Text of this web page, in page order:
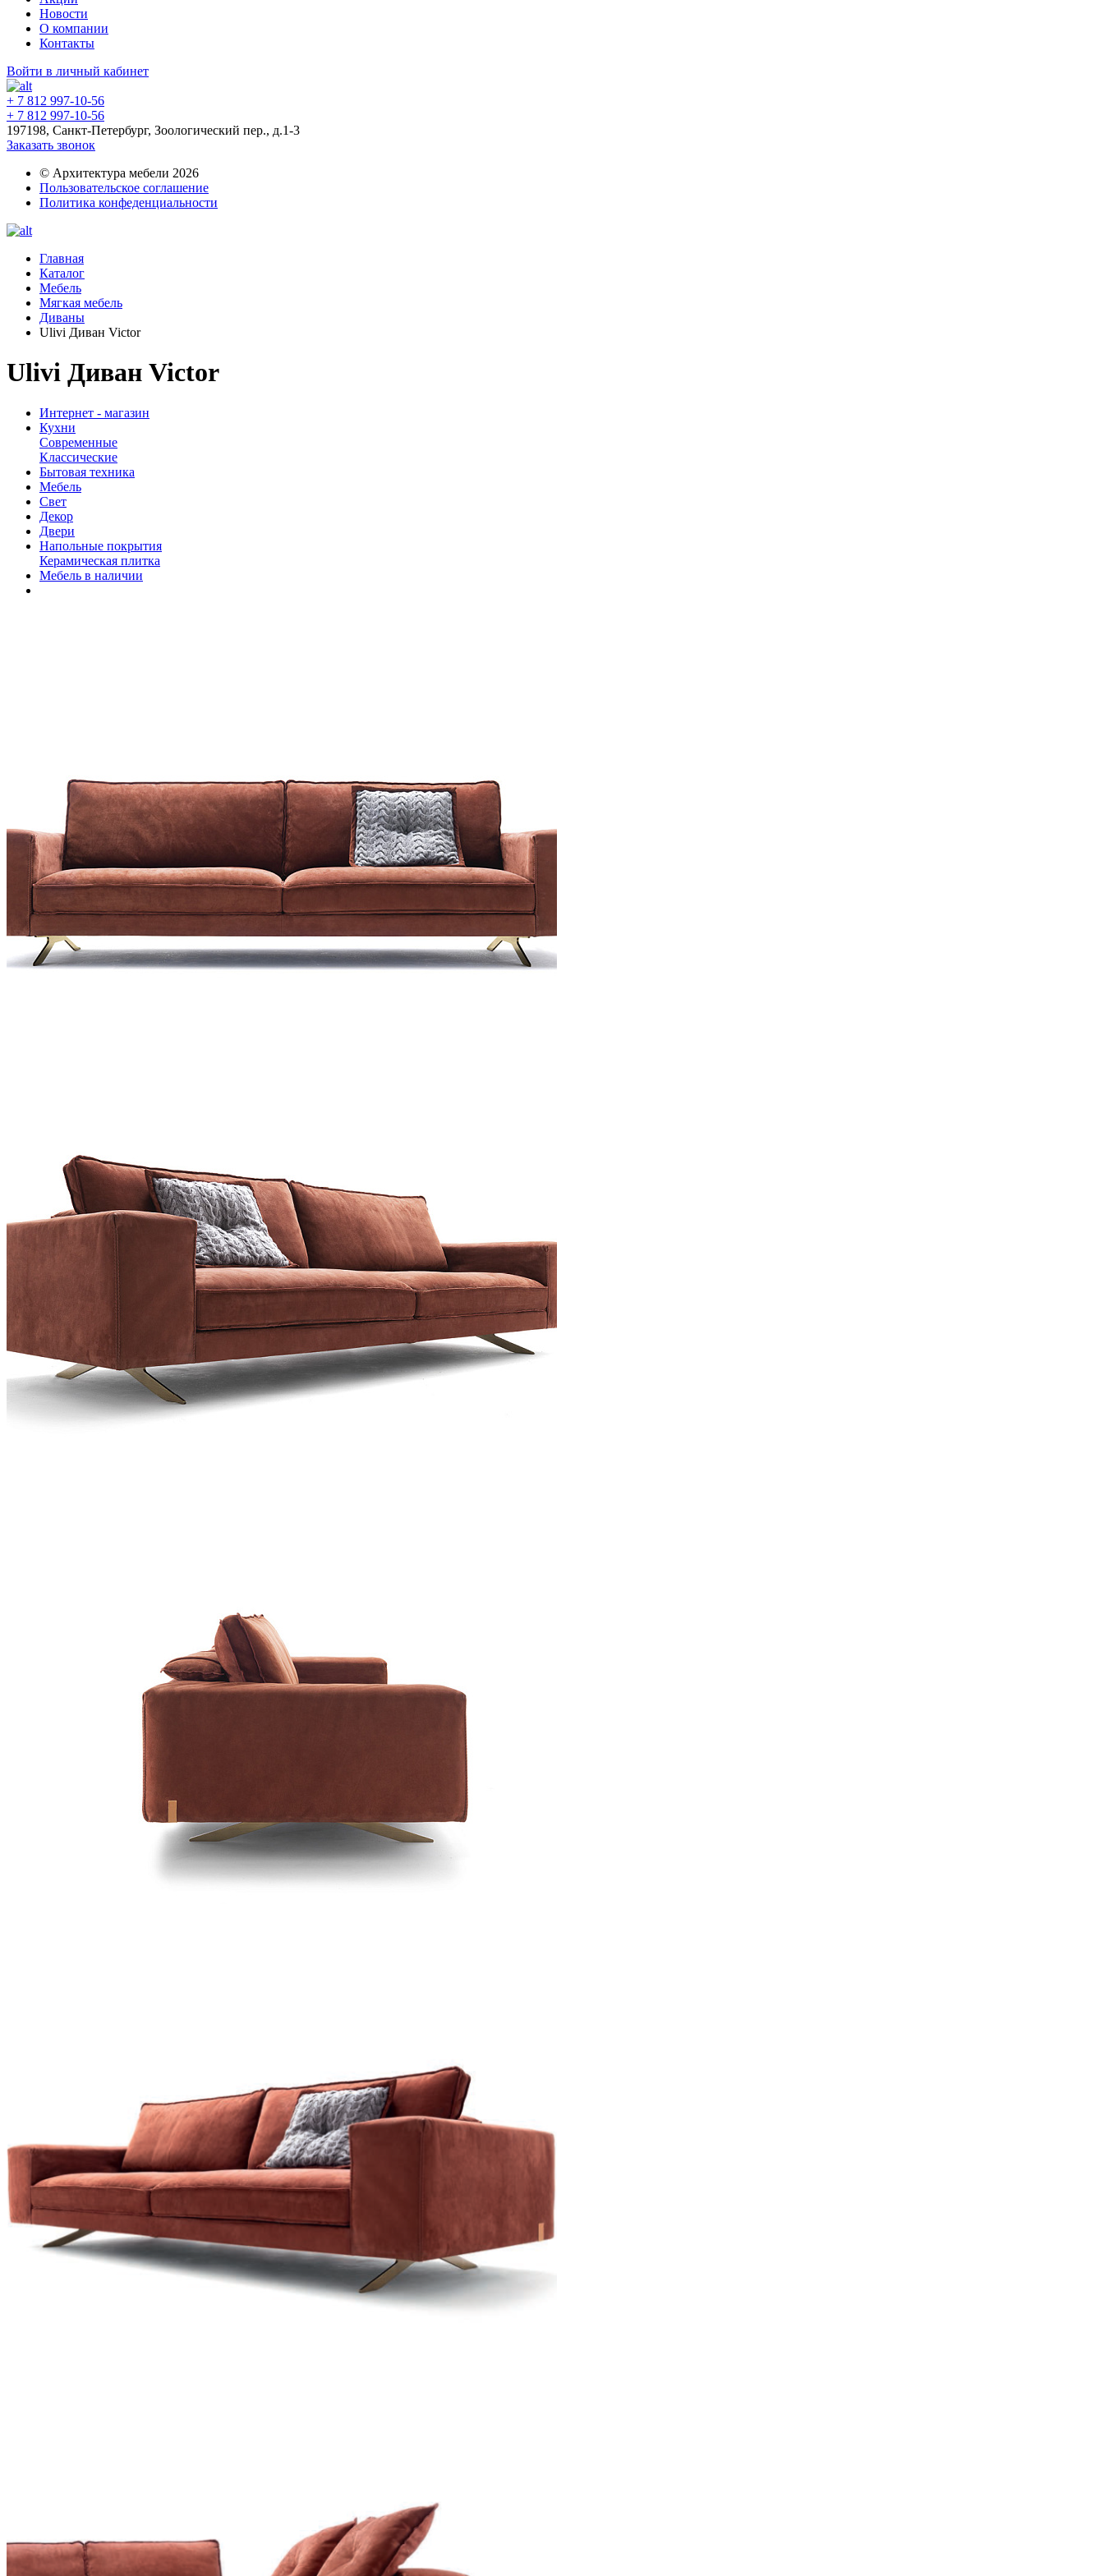
Новости
О компании
Контакты
Войти в личный кабинет
+ 7 812 997-10-56
+ 7 812 997-10-56
197198, Санкт-Петербург, Зоологический пер., д.1-3
Заказать звонок
© Архитектура мебели 2026
Пользовательское соглашение
Политика конфеденциальности
Главная
Каталог
Мебель
Мягкая мебель
Диваны
Ulivi Диван Victor
Ulivi Диван Victor
Интернет - магазин
Кухни
Современные
Классические
Бытовая техника
Мебель
Свет
Декор
Двери
Напольные покрытия
Керамическая плитка
Мебель в наличии